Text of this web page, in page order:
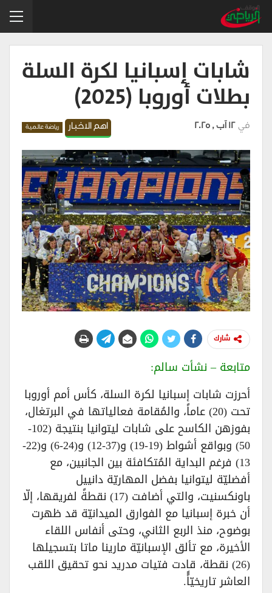
شابات إسبانيا لكرة السلة
بطلات أوروبا (2025)
اهم الاخبار رياضة عالمية في 12 آب , 2025
شارك
متابعة – نشأت سالم:
أحرزت شابات إسبانيا لكرة السلة، كأس أمم أوروبا
تحت (20) عاماً، والمُقامة فعالياتها في البرتغال،
بفوزهن الكاسح على شابات ليتوانيا بنتيجة (102-
50) وبواقع أشواط (19-19) و(37-12) و(24-6) و(22-
13) فرغم البداية المُتكافئة بين الجانبين، مع
أفضليّة ليتوانيا بفضل المهاريّة دانييل
باونكسنيت، والتي أضافت (17) نقطةً لفريقها، إلّا
أن خبرة إسبانيا مع الفوارق الميدانيّة قد ظهرت
بوضوح، منذ الربع الثاني، وحتى أنفاس اللقاء
الأخيرة، مع تألق الإسبانيّة مارينا ماتا بتسجيلها
(26) نقطة، قادت فتيات مدريد نحو تحقيق اللقب
العاشر تاريخيّاًً.